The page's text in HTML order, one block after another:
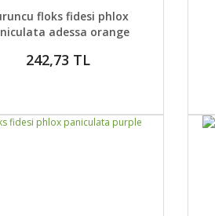
GELİNCE HABER VER
floks fidesi phlox
adessa orange
242,73 TL